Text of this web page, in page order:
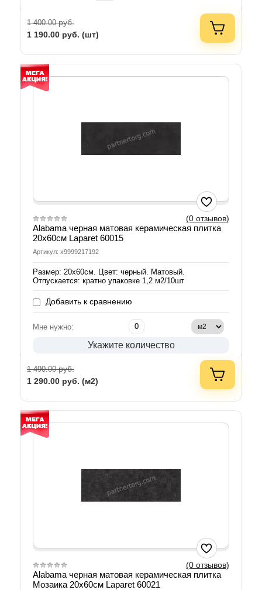
1 400.00руб.
1 190.00 руб. (шт)
(0 отзывов)
Alabama черная матовая керамическая плитка
20х60см Laparet 60015
Артикул: х9999217192
Размер: 20х60см. Цвет: черный. Матовый.
Отпускается: кратно упаковке 1,2 м2/10шт
Добавить к сравнению
Мне нужно:
Укажите количество
1 490.00руб.
1 290.00 руб. (м2)
(0 отзывов)
Alabama черная матовая керамическая плитка
Мозаика 20х60см Laparet 60021